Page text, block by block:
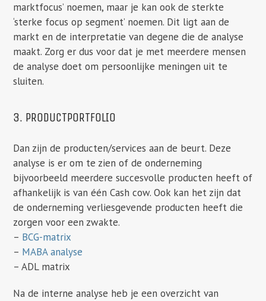
marktfocus’ noemen, maar je kan ook de sterkte
‘sterke focus op segment’ noemen. Dit ligt aan de
markt en de interpretatie van degene die de analyse
maakt. Zorg er dus voor dat je met meerdere mensen
de analyse doet om persoonlijke meningen uit te
sluiten.
3. PRODUCTPORTFOLIO
Dan zijn de producten/services aan de beurt. Deze
analyse is er om te zien of de onderneming
bijvoorbeeld meerdere succesvolle producten heeft of
afhankelijk is van één Cash cow. Ook kan het zijn dat
de onderneming verliesgevende producten heeft die
zorgen voor een zwakte.
– BCG-matrix
– MABA analyse
– ADL matrix
Na de interne analyse heb je een overzicht van